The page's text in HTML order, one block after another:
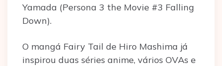
Yamada (Persona 3 the Movie #3 Falling
Down).
O mangá Fairy Tail de Hiro Mashima já
inspirou duas séries anime, vários OVAs e